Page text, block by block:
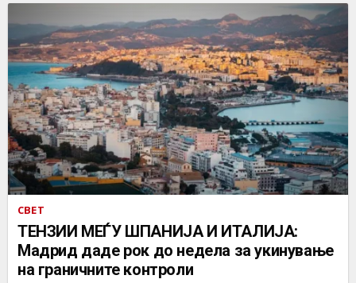
СВЕТ
ТЕНЗИИ МЕЃУ ШПАНИЈА И ИТАЛИЈА:
Мадрид даде рок до недела за укинување
на граничните контроли